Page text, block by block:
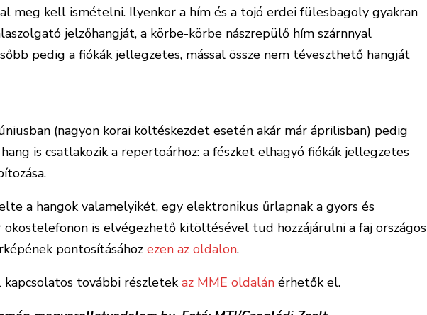
meg kell ismételni. Ilyenkor a hím és a tojó erdei fülesbagoly gyakran
jelzőhangját, a körbe-körbe nászrepülő hím szárnnyal
pedig a fiókák jellegzetes, mással össze nem téveszthető hangját
(nagyon korai költéskezdet esetén akár már áprilisban) pedig
is csatlakozik a repertoárhoz: a fészket elhagyó fiókák jellegzetes
a hangok valamelyikét, egy elektronikus űrlapnak a gyors és
okostelefonon is elvégezhető kitöltésével tud hozzájárulni a faj országos
pontosításához ezen az oldalon.
további részletekaz MME oldalán érhetők el.